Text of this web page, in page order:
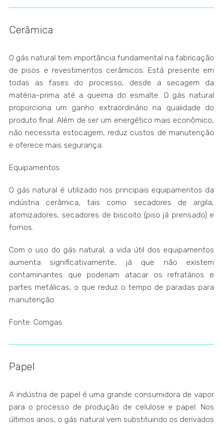
Cerâmica
O gás natural tem importância fundamental na fabricação
de pisos e revestimentos cerâmicos. Está presente em
todas as fases do processo, desde a secagem da
matéria-prima até a queima do esmalte. O gás natural
proporciona um ganho extraordinário na qualidade do
produto final. Além de ser um energético mais econômico,
não necessita estocagem, reduz custos de manutenção
e oferece mais segurança.
Equipamentos
O gás natural é utilizado nos principais equipamentos da
indústria cerâmica, tais como: secadores de argila,
atomizadores, secadores de biscoito (piso já prensado) e
fornos.
Com o uso do gás natural, a vida útil dos equipamentos
aumenta significativamente, já que não existem
contaminantes que poderiam atacar os refratários e
partes metálicas, o que reduz o tempo de paradas para
manutenção.
Fonte: Comgas
Papel
A indústria de papel é uma grande consumidora de vapor
para o processo de produção de celulose e papel. Nos
últimos anos, o gás natural vem substituindo os derivados